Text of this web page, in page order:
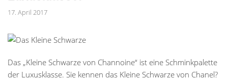
17. April 2017
Das „Kleine Schwarze von Channoine“ ist eine Schminkpalette
der Luxusklasse. Sie kennen das Kleine Schwarze von Chanel?